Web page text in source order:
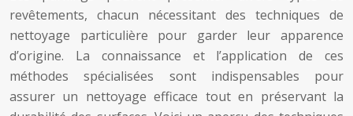
revêtements, chacun nécessitant des techniques de
nettoyage particulière pour garder leur apparence
d’origine. La connaissance et l’application de ces
méthodes spécialisées sont indispensables pour
assurer un nettoyage efficace tout en préservant la